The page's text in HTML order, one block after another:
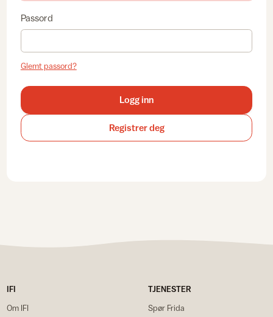
Passord
Glemt passord?
Logg inn
Registrer deg
IFI
Om IFI
TJENESTER
Spør Frida